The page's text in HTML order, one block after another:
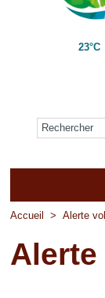
23°C
Formulaire de
Accueil
La mairie
Accueil > Alerte